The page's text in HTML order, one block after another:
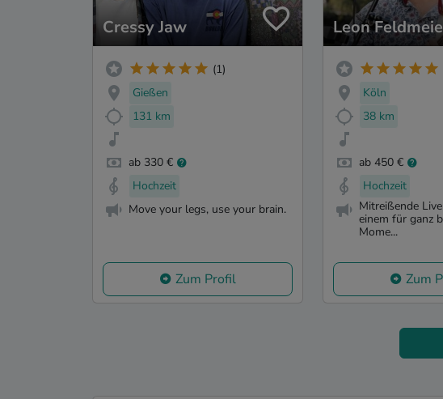
Cressy Jaw
(1)
Gießen
131 km
ab 330 €
Hochzeit
Move your legs, use your brain.
Zum Profil
Leon
Köln
38 km
ab 450 €
Hochzeit
Mitreißende
einem für ganz
Mome...
Zum